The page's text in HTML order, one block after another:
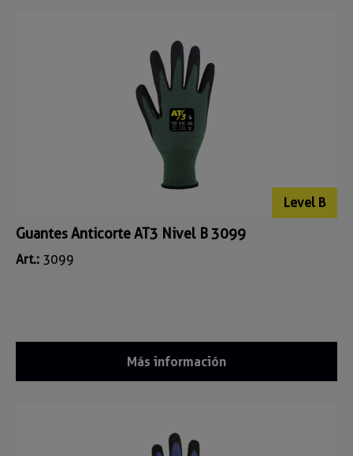
Level B
Guantes Anticorte AT3 Nivel B 3099
Art.: 3099
Más información